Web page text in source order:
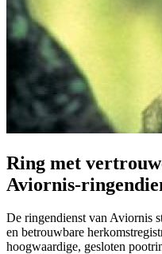
Ring met
Aviornis-
De ringendienst van Aviornis
en betrouwbare
hoogwaardige, gesloten